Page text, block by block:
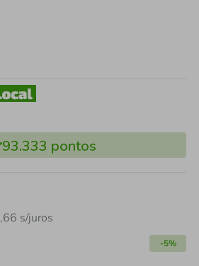
93.333 pontos
,66 s/juros
-5%